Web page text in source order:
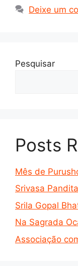
Deixe um
Pesquisar
Posts
Mês de
Srivasa Pandita
Srila Gopal
Na Sagrada
Associação